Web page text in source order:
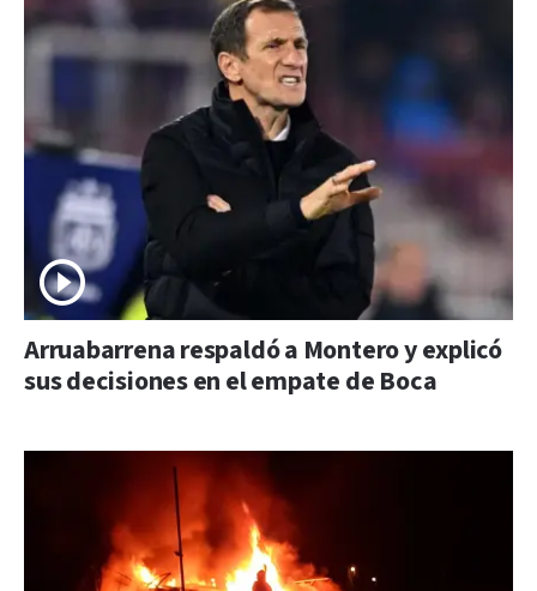
Arruabarrena respaldó a Montero y explicó
sus decisiones en el empate de Boca